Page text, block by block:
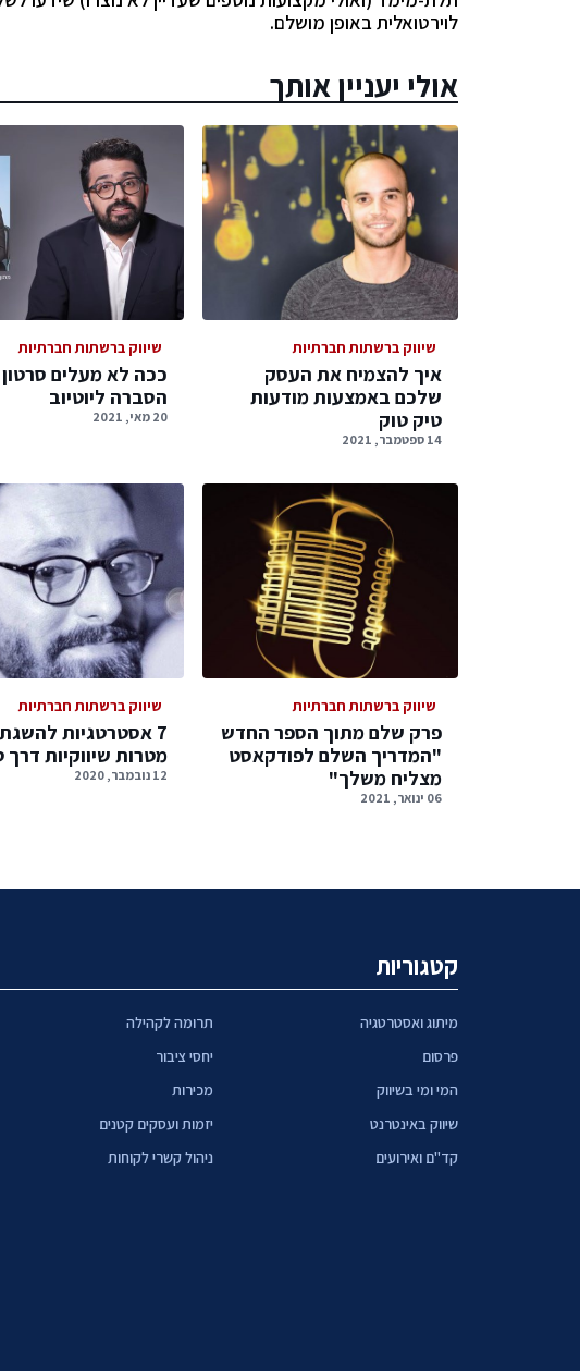
לוירטואלית באופן מושלם.
אולי יעניין אותך
שיווק ברשתות חברתיות
איך להצמיח את העסק
שלכם באמצעות מודעות
טיק טוק
14 ספטמבר, 2021
שיווק ברשתות חברתיות
ככה לא מעלים סרטון
הסברה ליוטיוב
20 מאי, 2021
שיווק ברשתות חברתיות
פרק שלם מתוך הספר החדש
"המדריך השלם לפודקאסט
מצליח משלך"
06 ינואר, 2021
שיווק ברשתות חברתיות
7 אסטרטגיות להשגת
מטרות שיווקיות דרך
12 נובמבר, 2020
קטגוריות
מיתוג ואסטרטגיה
פרסום
המי ומי בשיווק
שיווק באינטרנט
קד"ם ואירועים
תרומה לקהילה
יחסי ציבור
מכירות
יזמות ועסקים קטנים
ניהול קשרי לקוחות